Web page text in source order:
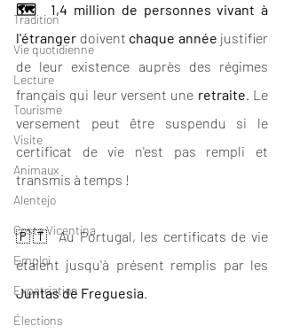
Tradition
Vie quotidienne
Lecture
Tourisme
Visite
Animaux
Alentejo
Costa Vicentina
Emploi
Expatriation
Élections
🗺  1,4 million de personnes vivant à
l'étranger doivent chaque année justifier
de leur existence auprès des régimes
français qui leur versent une retraite. Le
versement peut être suspendu si le
certificat de vie n'est pas rempli et
transmis à temps !
🇵🇹  Au Portugal, les certificats de vie
Juntas de Freguesia.